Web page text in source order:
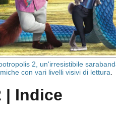
2, un'irresistibile
con vari livelli visivi di lettura
| Indice